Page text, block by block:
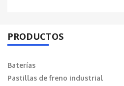
PRODUCTOS
Baterías
Pastillas de freno industrial